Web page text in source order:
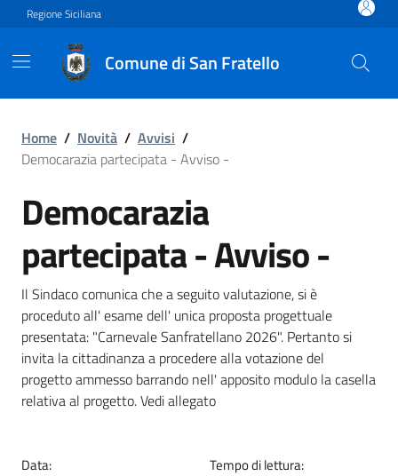
Vai ai contenuti
Vai al footer
Regione Siciliana
Comune di San Fratello
Democarazia partecipata -
Home / Novità / Avvisi /
Democarazia partecipata - Avviso -
Democarazia
partecipata - Avviso -
Il Sindaco comunica che a seguito valutazione, si è
proceduto all' esame dell' unica proposta progettuale
presentata: "Carnevale Sanfratellano 2026". Pertanto si
invita la cittadinanza a procedere alla votazione del
progetto ammesso barrando nell' apposito modulo la casella
relativa al progetto. Vedi allegato
Data: Tempo di lettura: